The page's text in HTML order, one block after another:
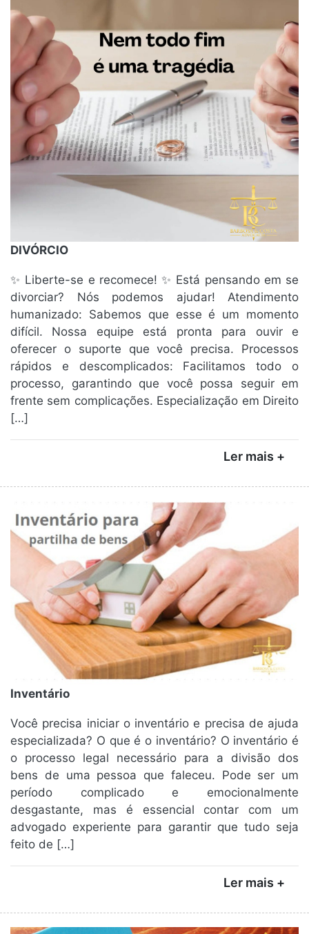
DIVÓRCIO
✨ Liberte-se e recomece! ✨ Está pensando em se
divorciar? Nós podemos ajudar! Atendimento
humanizado: Sabemos que esse é um momento
difícil. Nossa equipe está pronta para ouvir e
oferecer o suporte que você precisa. Processos
rápidos e descomplicados: Facilitamos todo o
processo, garantindo que você possa seguir em
frente sem complicações. Especialização em Direito
[…]
Ler mais +
Inventário
Você precisa iniciar o inventário e precisa de ajuda
especializada? O que é o inventário? O inventário é
o processo legal necessário para a divisão dos
bens de uma pessoa que faleceu. Pode ser um
período complicado e emocionalmente
desgastante, mas é essencial contar com um
advogado experiente para garantir que tudo seja
feito de […]
Ler mais +